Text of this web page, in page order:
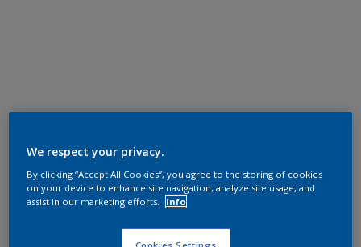
We respect your privacy.
By clicking “Accept All Cookies”, you agree to the storing of cookies
on your device to enhance site navigation, analyze site usage, and
assist in our marketing efforts.
Info
Cookies Settings